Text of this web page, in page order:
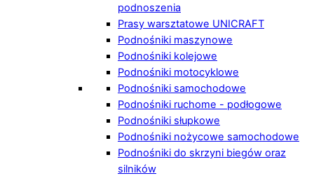
podnoszenia
Prasy warsztatowe UNICRAFT
Podnośniki maszynowe
Podnośniki kolejowe
Podnośniki motocyklowe
Podnośniki samochodowe
Podnośniki ruchome - podłogowe
Podnośniki słupkowe
Podnośniki nożycowe samochodowe
Podnośniki do skrzyni biegów oraz
silników